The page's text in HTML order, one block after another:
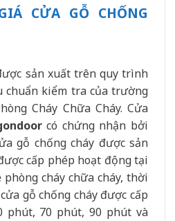
CỬA GỖ CHỐNG
sản xuất trên quy trình
chuẩn kiểm tra của trường
Cháy Chữa Cháy. Cửa
có chứng nhận bởi
gỗ chống cháy được sản
cấp phép hoạt động tại
phòng cháy chữa cháy, thời
gỗ chống cháy được cấp
phút, 70 phút, 90 phút và